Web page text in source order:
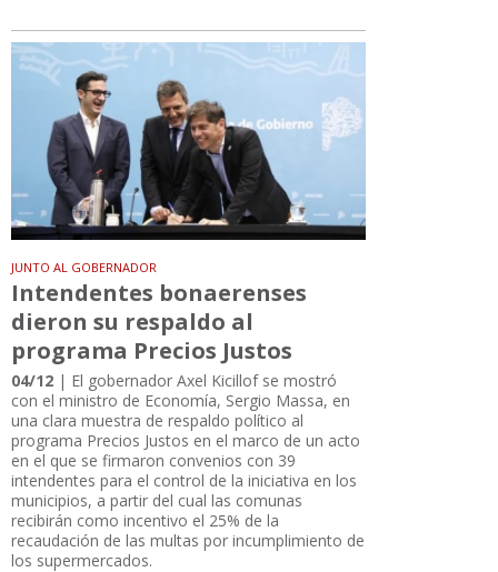
JUNTO AL GOBERNADOR
Intendentes bonaerenses
dieron su respaldo al
programa Precios Justos
04/12 | El gobernador Axel Kicillof se mostró
con el ministro de Economía, Sergio Massa, en
una clara muestra de respaldo político al
programa Precios Justos en el marco de un acto
en el que se firmaron convenios con 39
intendentes para el control de la iniciativa en los
municipios, a partir del cual las comunas
recibirán como incentivo el 25% de la
recaudación de las multas por incumplimiento de
los supermercados.